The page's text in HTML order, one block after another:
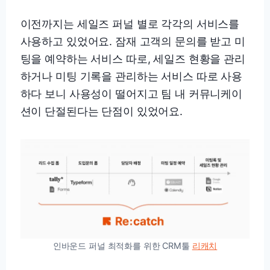
이전까지는 세일즈 퍼널 별로 각각의 서비스를
사용하고 있었어요. 잠재 고객의 문의를 받고 미
팅을 예약하는 서비스 따로, 세일즈 현황을 관리
하거나 미팅 기록을 관리하는 서비스 따로 사용
하다 보니 사용성이 떨어지고 팀 내 커뮤니케이
션이 단절된다는 단점이 있었어요.
인바운드 퍼널 최적화를 위한 CRM툴 리캐치